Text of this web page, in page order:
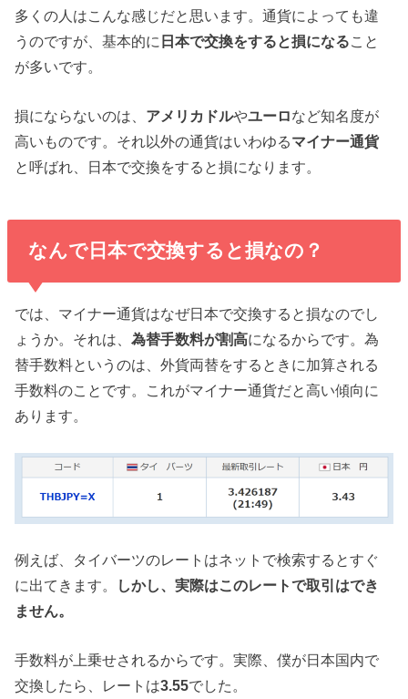
多くの人はこんな感じだと思います。通貨によっても違
うのですが、基本的に 日本で交換をすると損になること
が多いです。
損にならないのは、 アメリカドルやユーロなど知名度が
高いものです。それ以外の通貨はいわゆるマイナー通貨
と呼ばれ、日本で交換をすると損になります。
なんで日本で交換すると損なの？
では、マイナー通貨はなぜ日本で交換すると損なのでし
ょうか。それは、為替手数料が割高になるからです。為
替手数料というのは、外貨両替をするときに加算される
手数料のことです。これがマイナー通貨だと高い傾向に
あります。
例えば、タイバーツのレートはネットで検索するとすぐ
に出てきます。
しかし、実際はこのレートで取引はでき
ません。
手数料が上乗せされるからです。実際、僕が日本国内で
交換したら、レートは3.55でした。